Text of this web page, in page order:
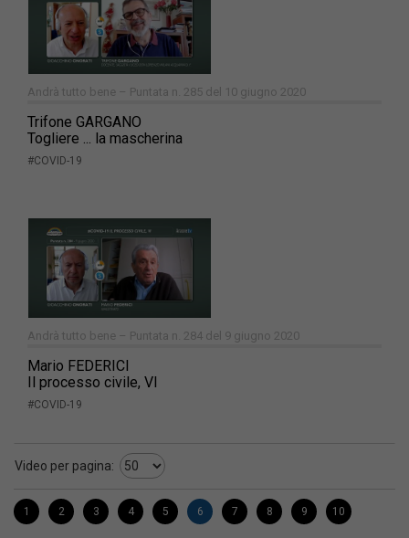
Andrà tutto bene – Puntata n. 285 del 10 giugno 2020
Trifone GARGANO
Togliere ... la mascherina
#COVID-19
Andrà tutto bene – Puntata n. 284 del 9 giugno 2020
Mario FEDERICI
Il processo civile, VI
#COVID-19
Video per pagina:
1 2 3 4 5 6 7 8 9 10